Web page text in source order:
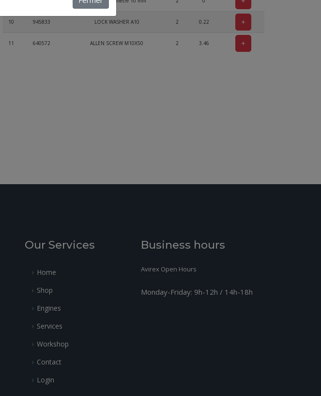
10 945833 LOCK WASHER A10 2 0.22 +
11 640572 ALLEN SCREW M10X50 2 3.46 +
Our Services
Home
Shop
Engines
Services
Workshop
Contact
Login
Business hours
Avirex Open Hours
Monday-Friday: 9h-12h / 14h-18h